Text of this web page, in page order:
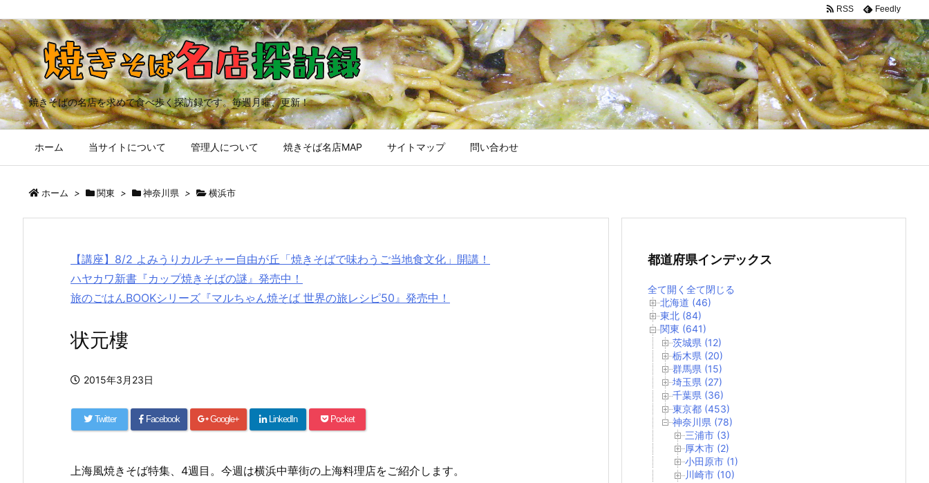
焼きそばの名店を求めて食べ歩く探訪録です。毎週月曜、更新！
ホーム 当サイトについて 管理人について 焼きそば名店MAP サイトマップ 問い合わせ
RSS Feedly
ホーム > 関東 > 神奈川県 > 横浜市
【講座】8/2 よみうりカルチャー自由が丘「焼きそばで味わうご当地食文化」開講！
ハヤカワ新書『カップ焼きそばの謎』発売中！
旅のごはんBOOKシリーズ『マルちゃん焼そば 世界の旅レシピ50』発売中！
状元樓
2015年3月23日
Twitter Facebook Google+ LinkedIn Pocket
上海風焼きそば特集、4週目。今週は横浜中華街の上海料理店をご紹介します。
都道府県インデックス
全て開く 全て閉じる
北海道 (46)
東北 (84)
関東 (641)
茨城県 (12)
栃木県 (20)
群馬県 (15)
埼玉県 (27)
千葉県 (36)
東京都 (453)
神奈川県 (78)
三浦市 (3)
厚木市 (2)
小田原市 (1)
川崎市 (10)